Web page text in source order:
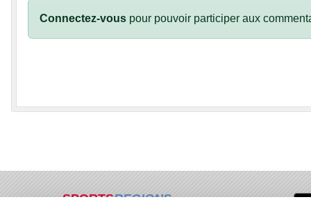
Connectez-vous pour pouvoir participer aux
SPORTSREGIONS